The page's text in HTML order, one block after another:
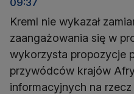
Kreml nie wykazał
zaangażowania się w
wykorzysta propozycje
przywódców krajów
informacyjnych na rzecz